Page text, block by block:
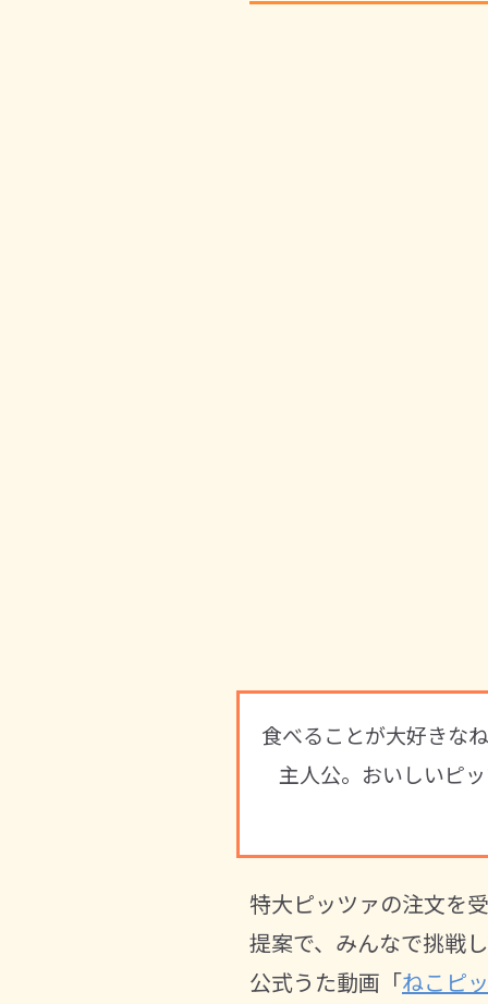
食べることが大好きな
主人公。おいしいピ
特大ピッツァの注文を
提案で、みんなで挑戦
公式うた動画「ねこピ